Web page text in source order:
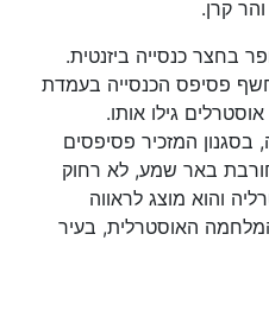
קרן.
בחצר כנסייה ביזנטית.
פסיפס הכנסייה בעמדת
גילו אותו.
המזכיר פסיפסים
באר שמע, לא רחוק
והוא מוצג לראווה
האוסטרלית, בעיר